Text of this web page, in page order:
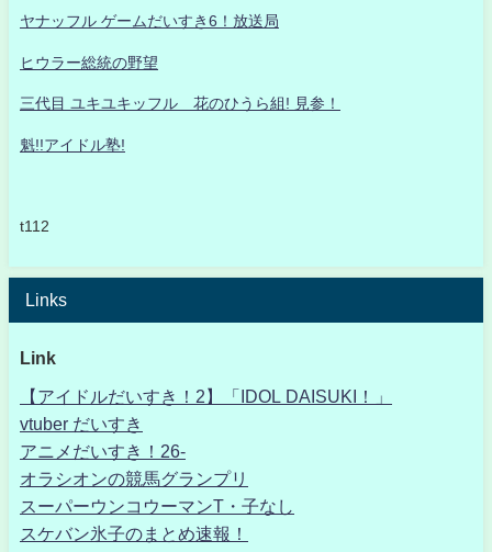
ヤナッフル ゲームだいすき6！放送局
ヒウラー総統の野望
三代目 ユキユキッフル 花のひうら組! 見参！
魁!!アイドル塾!
t112
Links
Link
【アイドルだいすき！2】「IDOL DAISUKI！」
vtuber だいすき
アニメだいすき！26-
オラシオンの競馬グランプリ
スーパーウンコウーマンT・子なし
スケバン氷子のまとめ速報！